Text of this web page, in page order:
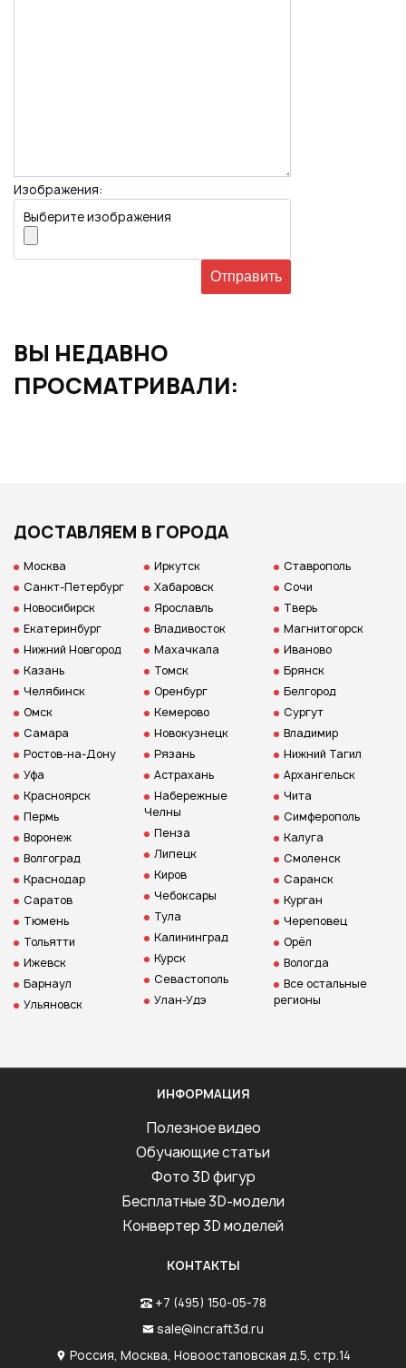
Изображения:
Выберите изображения
ВЫ НЕДАВНО
ПРОСМАТРИВАЛИ:
ДОСТАВЛЯЕМ В ГОРОДА
Москва
Санкт-Петербург
Новосибирск
Екатеринбург
Нижний Новгород
Казань
Челябинск
Омск
Самара
Ростов-на-Дону
Уфа
Красноярск
Пермь
Воронеж
Волгоград
Краснодар
Саратов
Тюмень
Тольятти
Ижевск
Барнаул
Ульяновск
Иркутск
Хабаровск
Ярославль
Владивосток
Махачкала
Томск
Оренбург
Кемерово
Новокузнецк
Рязань
Астрахань
Набережные
Челны
Пенза
Липецк
Киров
Чебоксары
Тула
Калининград
Курск
Севастополь
Улан-Удэ
Ставрополь
Сочи
Тверь
Магнитогорск
Иваново
Брянск
Белгород
Сургут
Владимир
Нижний Тагил
Архангельск
Чита
Симферополь
Калуга
Смоленск
Саранск
Курган
Череповец
Орёл
Вологда
Все остальные
регионы
ИНФОРМАЦИЯ
Полезное видео
Обучающие статьи
Фото 3D фигур
Бесплатные 3D-модели
Конвертер 3D моделей
КОНТАКТЫ
+7 (495) 150-05-78
sale@incraft3d.ru
Россия, Москва, Новоостаповская д.5, стр.14